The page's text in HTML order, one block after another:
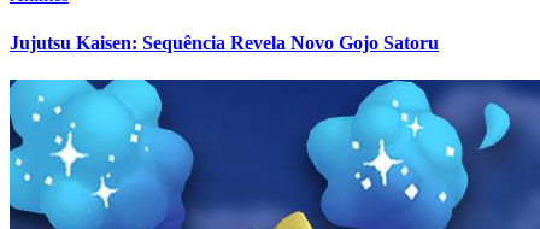
Jujutsu Kaisen: Sequência Revela Novo Gojo Satoru